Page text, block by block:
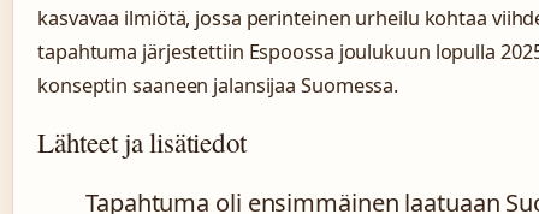
kasvavaa ilmiötä, jossa perinteinen urheilu kohtaa
tapahtuma järjestettiin Espoossa joulukuun lopulla
konseptin saaneen jalansijaa Suomessa.
Lähteet ja lisätiedot
Tapahtuma oli ensimmäinen laatuaan